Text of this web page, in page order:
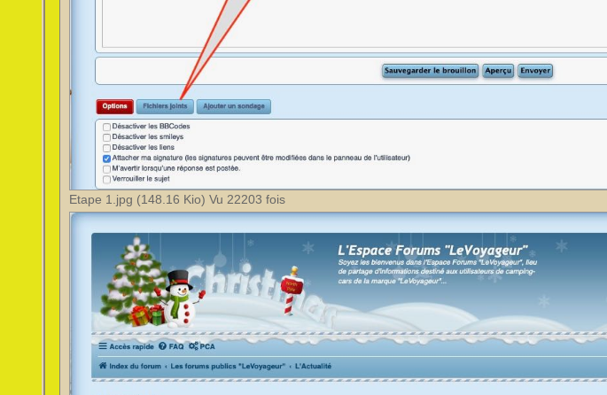
Etape 1.jpg (148.16 Kio) Vu 22203 fois